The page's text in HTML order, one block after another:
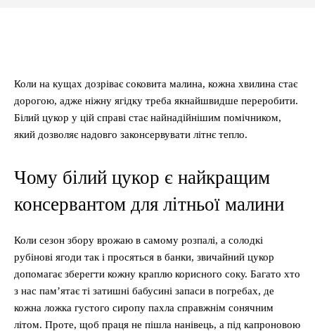
Коли на кущах дозріває соковита малина, кожна хвилина стає
дорогою, адже ніжну ягідку треба якнайшвидше переробити.
Білий цукор у цій справі стає найнадійнішим помічником,
який дозволяє надовго законсервувати літнє тепло.
Чому білий цукор є найкращим
консервантом для літньої малини
Коли сезон збору врожаю в самому розпалі, а солодкі
рубінові ягоди так і просяться в банки, звичайний цукор
допомагає зберегти кожну краплю корисного соку. Багато хто
з нас пам’ятає ті затишні бабусині запаси в погребах, де
кожна ложка густого сиропу пахла справжнім сонячним
літом. Проте, щоб праця не пішла нанівець, а під капроновою